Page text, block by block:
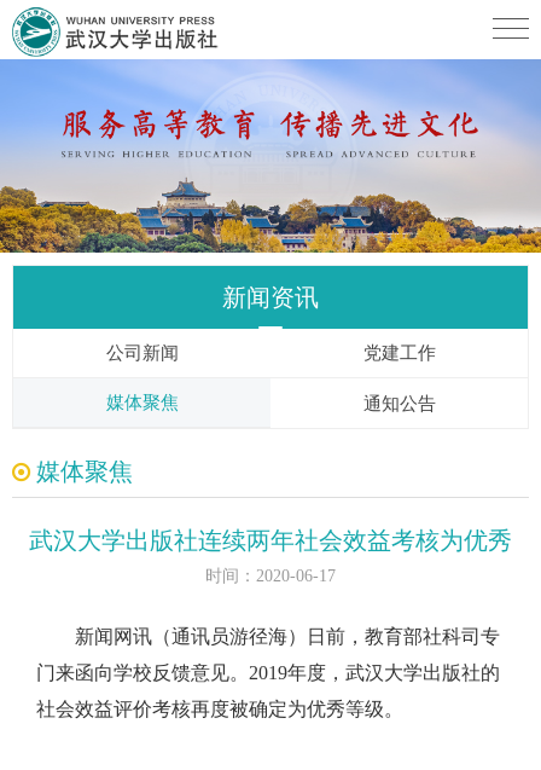
新闻资讯
公司新闻 党建工作
媒体聚焦 通知公告
媒体聚焦
武汉大学出版社连续两年社会效益考核为优秀
时间：2020-06-17
新闻网讯（通讯员游径海）日前，教育部社科司专
门来函向学校反馈意见。2019年度，武汉大学出版社的
社会效益评价考核再度被确定为优秀等级。